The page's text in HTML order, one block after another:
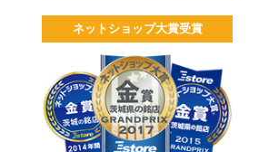
ネットショップ大賞受賞